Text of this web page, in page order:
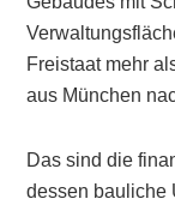
Freistaat mehr
aus München
Das sind die
dessen bauliche